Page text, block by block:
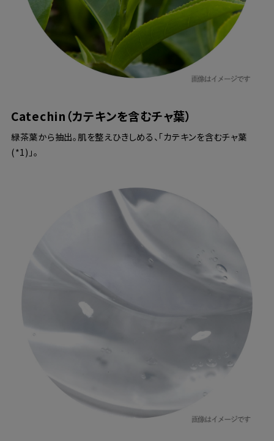
Catechin（カテキンを含むチャ葉）
緑茶葉から抽出。肌を整えひきしめる、「カテキンを含むチャ葉
(*1)」。